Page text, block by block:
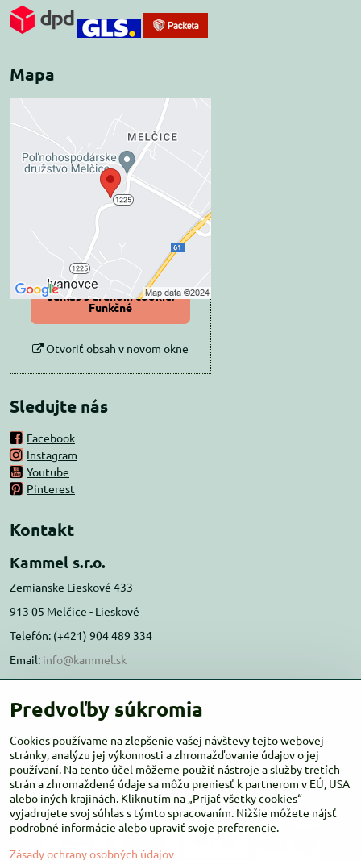
Mapa
Externý obsah je
blokovaný Voľbami
súkromia
Prajete si načítať externý obsah?
Povoliť tentokrát
Povoliť a zapamätať -
súhlas s druhom cookie:
Funkčné
Otvoriť obsah v novom okne
Sledujte nás
Facebook
Instagram
Youtube
Pinterest
Kontakt
Kammel s.r.o.
Zemianske Lieskové 433
913 05 Melčice - Lieskové
Telefón: (+421) 904 489 334
Email: info@kammel.sk
Prevádzka:
Administratívna budova PD Melčice
Otváracie hodiny:PO-ŠT 8:00 - 16:00
PIA-NE Zatvorené
Predvoľby súkromia
Cookies používame na zlepšenie vašej návštevy tejto webovej
stránky, analýzu jej výkonnosti a zhromažďovanie údajov o jej
používaní. Na tento účel môžeme použiť nástroje a služby tretích
strán a zhromaždené údaje sa môžu preniesť k partnerom v EÚ, USA
alebo iných krajinách. Kliknutím na „Prijať všetky cookies“
vyjadrujete svoj súhlas s týmto spracovaním. Nižšie môžete nájsť
podrobné informácie alebo upraviť svoje preferencie.
Zásady ochrany osobných údajov